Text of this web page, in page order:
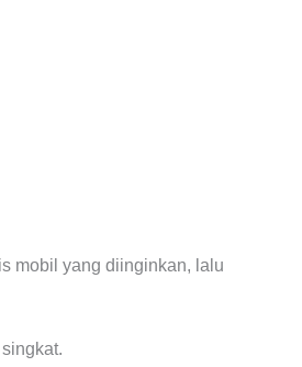
mobil yang diinginkan, lalu